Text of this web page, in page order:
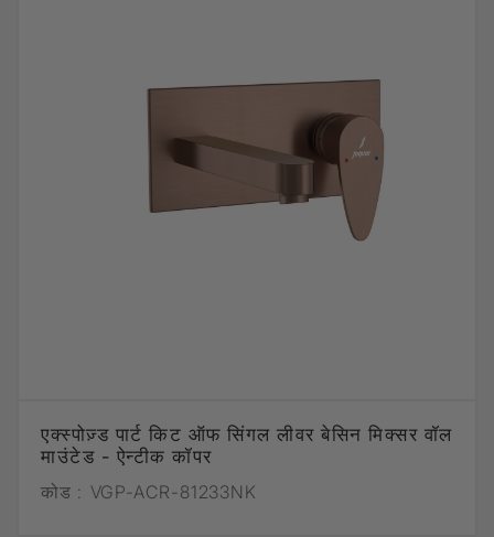
एक्स्पोज़्ड पार्ट किट ऑफ सिंगल लीवर बेसिन मिक्सर वॉल
माउंटेड - ऐन्टीक कॉपर
कोड : VGP-ACR-81233NK